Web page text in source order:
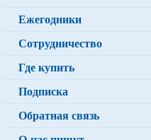
Ежегодники
Сотрудничество
Где купить
Подписка
Обратная связь